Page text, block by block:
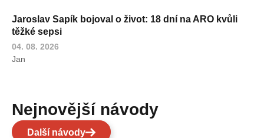
Jaroslav Sapík bojoval o život: 18 dní na ARO kvůli
těžké sepsi
04. 08. 2026
Jan
Nejnovější návody
Další návody